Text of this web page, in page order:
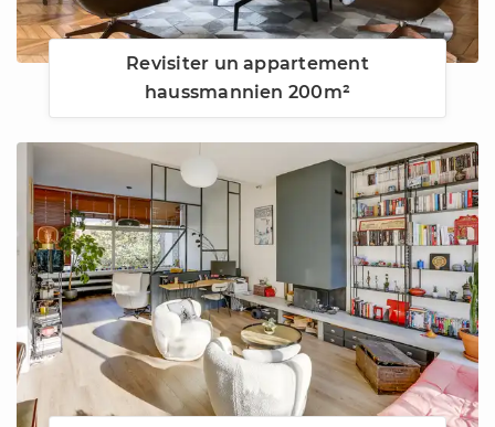
Revisiter un appartement
haussmannien 200m²